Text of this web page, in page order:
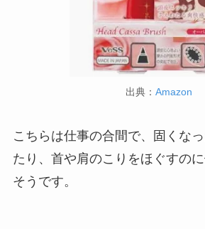
出典： Amazon
こちらは仕事の合間で、固くな
たり、首や肩のこりをほぐすの
そうです。